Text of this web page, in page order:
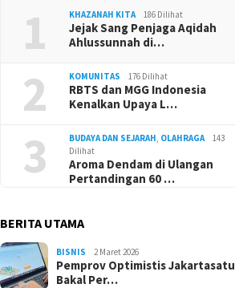
1 KHAZANAH KITA 186 Dilihat
Jejak Sang Penjaga Aqidah
Ahlussunnah di…
2 KOMUNITAS 176 Dilihat
RBTS dan MGG Indonesia
Kenalkan Upaya L…
3 BUDAYA DAN SEJARAH OLAHRAGA
143
Dilihat
Aroma Dendam di Ulangan
Pertandingan 60 …
BERITA UTAMA
BISNIS 2 Maret 2026
Pemprov Optimistis Jakartasatu
Bakal Per…